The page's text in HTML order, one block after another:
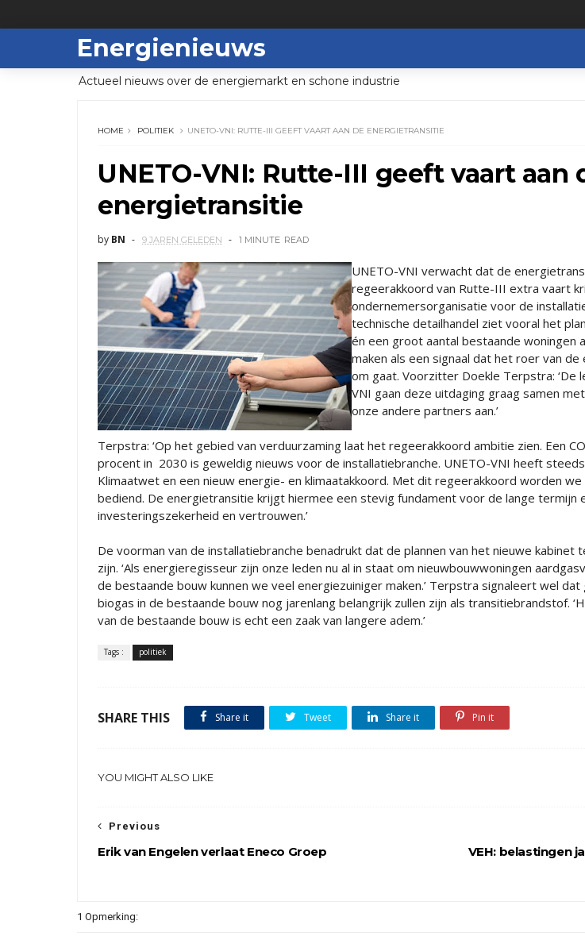
Energienieuws
Actueel nieuws over de energiemarkt en schone industrie
HOME POLITIEK UNETO-VNI: RUTTE-III GEEFT VAART AAN DE ENERGIETRANSITIE
UNETO-VNI: Rutte-III geeft vaart aan
energietransitie
by BN 9 JAREN GELEDEN 1 MINUTE READ
UNETO-VNI verwacht dat de
regeerakkoord van Rutte-III extra vaart
ondernemersorganisatie voor de
technische detailhandel ziet vooral het
én een groot aantal bestaande woningen
maken als een signaal dat het roer van
om gaat. Voorzitter Doekle Terpstra: ‘De
VNI gaan deze uitdaging graag samen
onze andere partners aan.’
Terpstra: ‘Op het gebied van verduurzaming laat het regeerakkoord ambitie zien. Een
procent in 2030 is geweldig nieuws voor de installatiebranche. UNETO-VNI heeft
Klimaatwet en een nieuw energie- en klimaatakkoord. Met dit regeerakkoord worden we
bediend. De energietransitie krijgt hiermee een stevig fundament voor de lange termijn
investeringszekerheid en vertrouwen.’
De voorman van de installatiebranche benadrukt dat de plannen van het nieuwe kabinet
zijn. ‘Als energieregisseur zijn onze leden nu al in staat om nieuwbouwwoningen
de bestaande bouw kunnen we veel energiezuiniger maken.’ Terpstra signaleert wel dat
biogas in de bestaande bouw nog jarenlang belangrijk zullen zijn als transitiebrandstof.
van de bestaande bouw is echt een zaak van langere adem.’
Tags : politiek
SHARE THIS Share it Tweet Share it Pin it
YOU MIGHT ALSO LIKE
VEH: belastingen
Previous
Erik van Engelen verlaat Eneco Groep
1 Opmerking: